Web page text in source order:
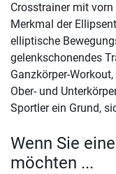
Crosstrainer mit
Merkmal der
elliptische
gelenkschonendes
Ganzkörper-
Ober- und
Sportler ein Grund,
Wenn Sie
möchten ...